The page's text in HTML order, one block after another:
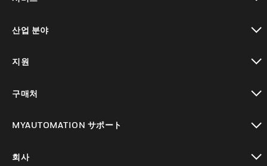
산업 분야
지원
구매처
MYAUTOMATION サポート
회사